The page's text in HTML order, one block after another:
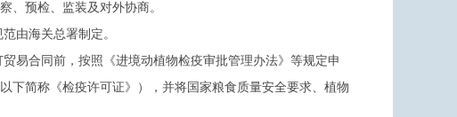
、预检、监装及对外协商。
由海关总署制定。
易合同前，按照《进境动植物检疫审批管理办法》等规定申
下简称《检疫许可证》），并将国家粮食质量安全要求、植物